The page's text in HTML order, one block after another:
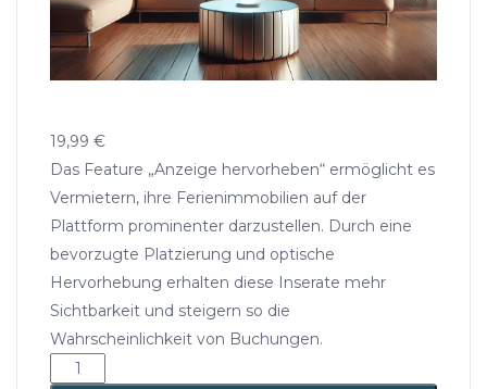
19,99€
Das Feature „Anzeige hervorheben“ ermöglicht es
Vermietern, ihre Ferienimmobilien auf der
Plattform prominenter darzustellen. Durch eine
bevorzugte Platzierung und optische
Hervorhebung erhalten diese Inserate mehr
Sichtbarkeit und steigern so die
Wahrscheinlichkeit von Buchungen.
Anzeige